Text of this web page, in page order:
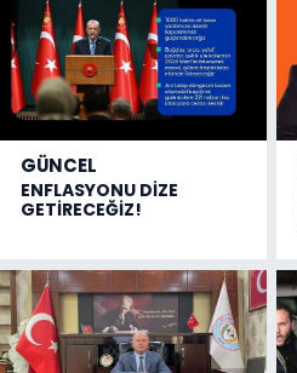
GÜNCEL
ENFLASYONU DİZE
GETİRECEĞİZ!